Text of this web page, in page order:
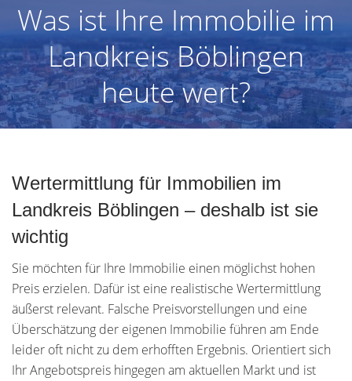
Was ist Ihre Immobilie im
Landkreis Böblingen
heute wert?
Wertermittlung für Immobilien im
Landkreis Böblingen – deshalb ist sie
wichtig
Sie möchten für Ihre Immobilie einen möglichst hohen
Preis erzielen. Dafür ist eine realistische Wertermittlung
äußerst relevant. Falsche Preisvorstellungen und eine
Überschätzung der eigenen Immobilie führen am Ende
leider oft nicht zu dem erhofften Ergebnis. Orientiert sich
Ihr Angebotspreis hingegen am aktuellen Markt und ist